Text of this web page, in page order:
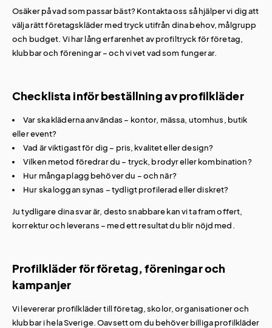
Osäker på vad som passar bäst? Kontakta oss så hjälper vi dig att
välja rätt företagskläder med tryck utifrån dina behov, målgrupp
och budget. Vi har lång erfarenhet av profiltryck för företag,
klubbar och föreningar – och vi vet vad som fungerar.
Checklista inför beställning av profilkläder
Var ska kläderna användas – kontor, mässa, utomhus, butik
eller event?
Vad är viktigast för dig – pris, kvalitet eller design?
Vilken metod föredrar du – tryck, brodyr eller kombination?
Hur många plagg behöver du – och när?
Hur ska loggan synas – tydligt profilerad eller diskret?
Ju tydligare dina svar är, desto snabbare kan vi ta fram offert,
korrektur och leverans – med ett resultat du blir nöjd med.
Profilkläder för företag, föreningar och
kampanjer
Vi levererar profilkläder till företag, skolor, organisationer och
klubbar i hela Sverige. Oavsett om du behöver billiga profilkläder